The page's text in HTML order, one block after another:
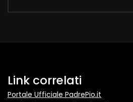
Link correlati
Portale Ufficiale PadrePio.it